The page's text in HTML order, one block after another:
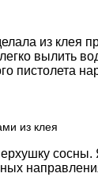
из клея
вылить
пистолета
из клея